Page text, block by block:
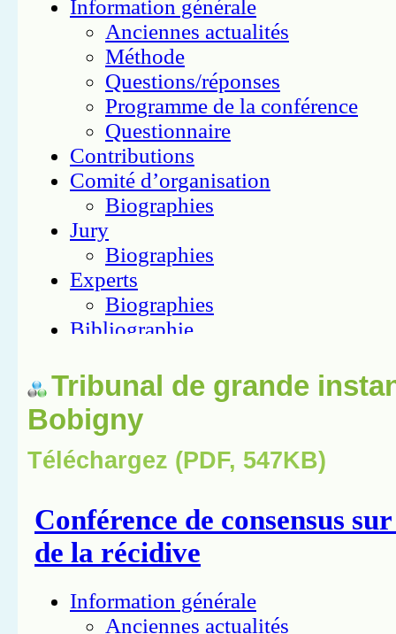
Tribunal de grande
Bobigny
Téléchargez (PDF, 547KB)